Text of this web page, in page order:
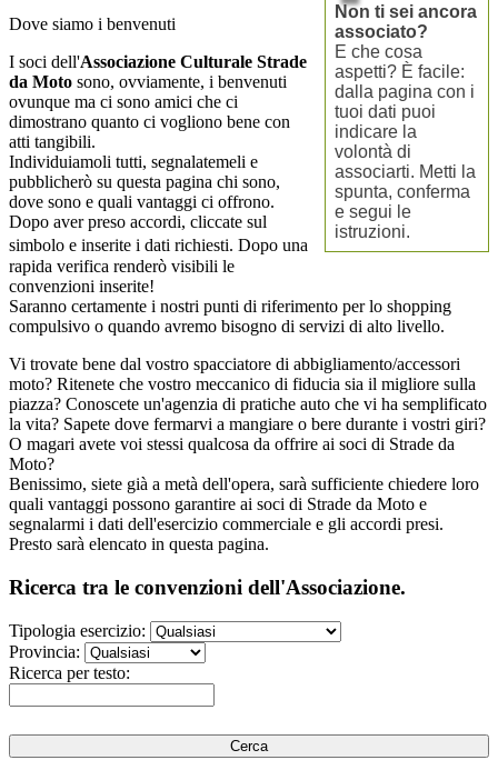
Non ti sei ancora
associato?
E che cosa
aspetti? È facile:
dalla pagina con i
tuoi dati puoi
indicare la
volontà di
associarti. Metti la
spunta, conferma
e segui le
istruzioni.
Dove siamo i benvenuti
I soci dell'Associazione Culturale Strade
da Moto sono, ovviamente, i benvenuti
ovunque ma ci sono amici che ci
dimostrano quanto ci vogliono bene con
atti tangibili.
Individuiamoli tutti, segnalatemeli e
pubblicherò su questa pagina chi sono,
dove sono e quali vantaggi ci offrono.
Dopo aver preso accordi, cliccate sul
simbolo e inserite i dati richiesti. Dopo una
rapida verifica renderò visibili le
convenzioni inserite!
Saranno certamente i nostri punti di riferimento per lo shopping
compulsivo o quando avremo bisogno di servizi di alto livello.
Vi trovate bene dal vostro spacciatore di abbigliamento/accessori
moto? Ritenete che vostro meccanico di fiducia sia il migliore sulla
piazza? Conoscete un'agenzia di pratiche auto che vi ha semplificato
la vita? Sapete dove fermarvi a mangiare o bere durante i vostri giri?
O magari avete voi stessi qualcosa da offrire ai soci di Strade da
Moto?
Benissimo, siete già a metà dell'opera, sarà sufficiente chiedere loro
quali vantaggi possono garantire ai soci di Strade da Moto e
segnalarmi i dati dell'esercizio commerciale e gli accordi presi.
Presto sarà elencato in questa pagina.
Ricerca tra le convenzioni dell'Associazione.
Tipologia esercizio:
Provincia:
Ricerca per testo: